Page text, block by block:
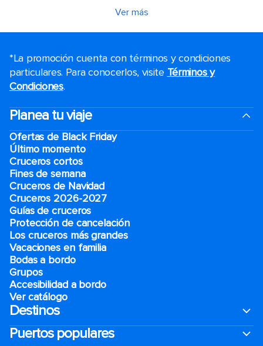
Ver más
*La promoción cuenta con términos y condiciones
particulares. Para conocerlos, visite Términos y
Condiciones.
Planea tu viaje
Ofertas de Black Friday
Último momento
Cruceros cortos
Fines de semana
Cruceros de Navidad
Cruceros 2026-2027
Guías de cruceros
Protección de cancelación
Los cruceros más grandes
Vacaciones en familia
Bodas a bordo
Grupos
Accesibilidad a bordo
Ver catálogo
Destinos
Puertos populares